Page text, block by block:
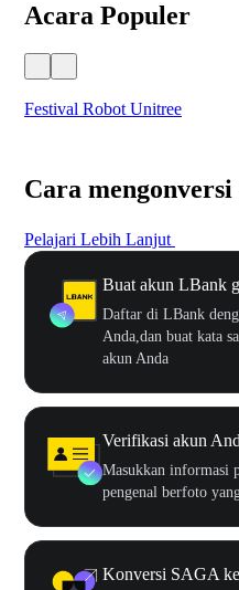
Acara Populer
Festival Robot Unitree
Cara
Pelajari Lebih Lanjut
Buat akun LBank
Daftar di LBank
Anda,dan buat kata
akun Anda
Verifikasi akun
Masukkan informasi
pengenal berfoto
Konversi SAGA